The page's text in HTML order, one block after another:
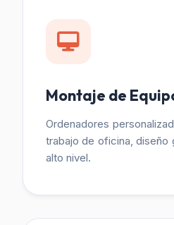
Montaje de
Ordenadores
trabajo de oficina, diseño
alto nivel.